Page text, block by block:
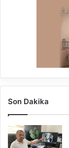
Son Dakika